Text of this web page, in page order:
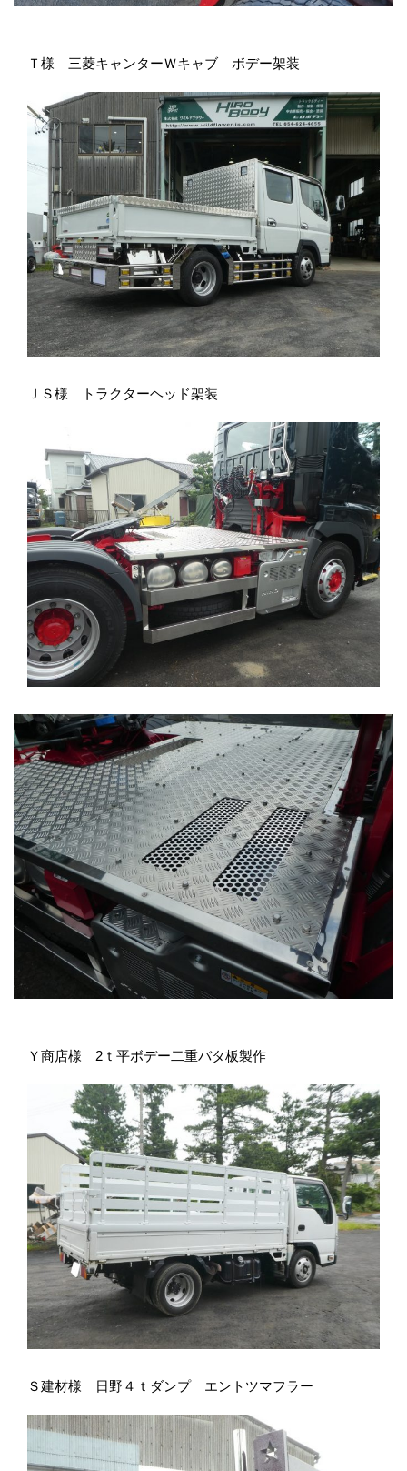
Ｔ様 三菱キャンターＷキャブ ボデー架装
ＪＳ様 トラクターヘッド架装
Ｙ商店様 2ｔ平ボデー二重バタ板製作
Ｓ建材様 日野４ｔダンプ エントツマフラー